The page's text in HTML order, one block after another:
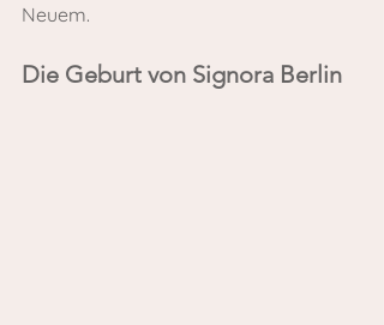
Neuem.
Die Geburt von Signora Berlin